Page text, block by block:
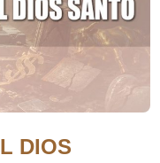
DIOS